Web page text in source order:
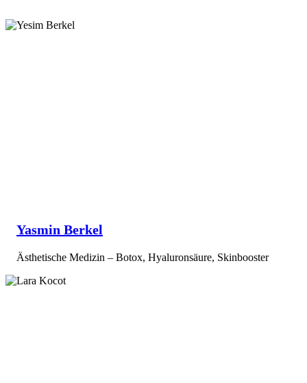
Yasmin Berkel
Ästhetische Medizin – Botox, Hyaluronsäure, Skinbooster